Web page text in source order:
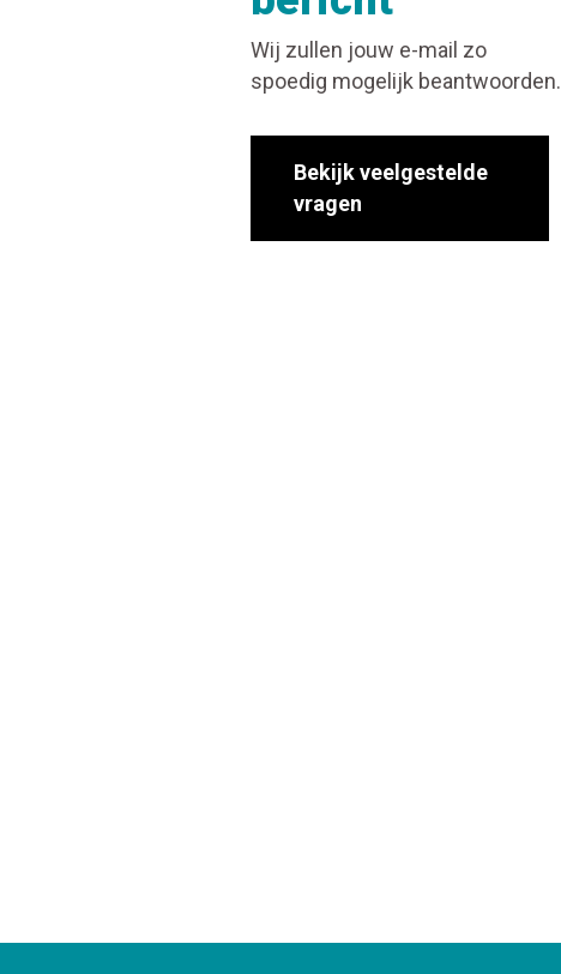
Wij zullen jouw e-mail zo
spoedig mogelijk beantwoorden.
Bekijk veelgestelde
vragen